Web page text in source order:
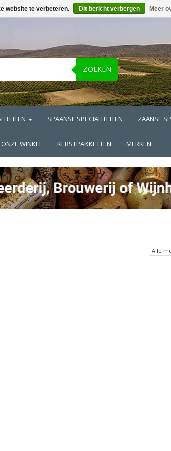
ZOEKEN
SPAANSE SPECIALITEITEN ZAANSE
ONZE WINKEL KERSTPAKKETTEN MERKEN
Alle
website te verbeteren. Dit bericht verbergen Meer